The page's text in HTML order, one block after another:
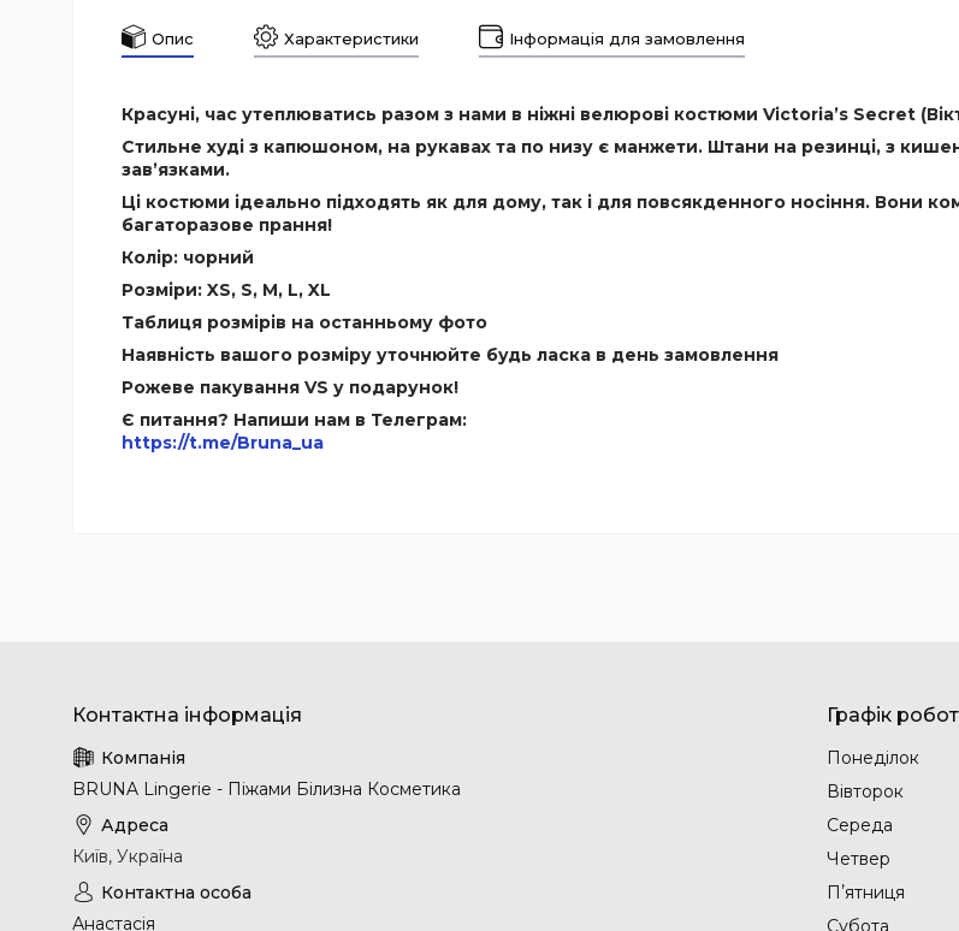
Опис Характеристики Інформація для замовлення
Красуні, час утеплюватись разом з нами в ніжні велюрові костюми Victoria’s Secret
Стильне худі з капюшоном, на рукавах та по низу є манжети. Штани на резинці, з
завʼязками.
Ці костюми ідеально підходять як для дому, так і для повсякденного носіння. Вони
багаторазове прання!
Колір: чорний
Розміри: XS, S, M, L, XL
Таблиця розмірів на останньому фото
Наявність вашого розміру уточнюйте будь ласка в день замовлення
Рожеве пакування VS у подарунок!
Є питання? Напиши нам в Телеграм:
https://t.me/Bruna_ua
BRUNA Lingerie - Піжами Білизна Косметика
Київ, Україна
Анастасія
Графік
Понеділок
Вівторок
Середа
Четвер
Пʼятниця
Субота